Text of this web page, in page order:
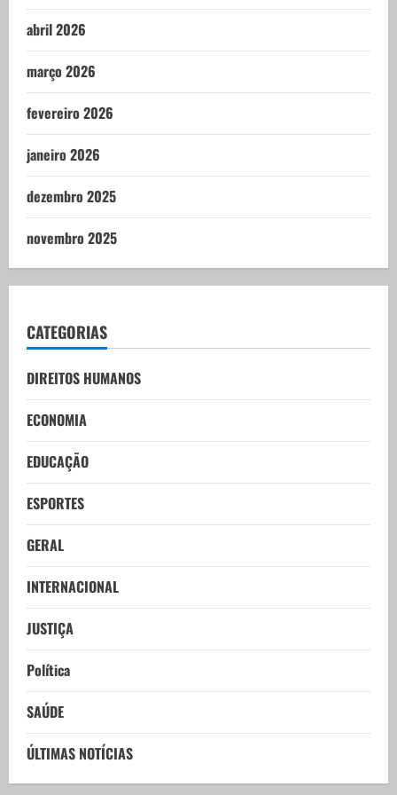
abril 2026
março 2026
fevereiro 2026
janeiro 2026
dezembro 2025
novembro 2025
CATEGORIAS
DIREITOS HUMANOS
ECONOMIA
EDUCAÇÃO
ESPORTES
GERAL
INTERNACIONAL
JUSTIÇA
Política
SAÚDE
ÚLTIMAS NOTÍCIAS